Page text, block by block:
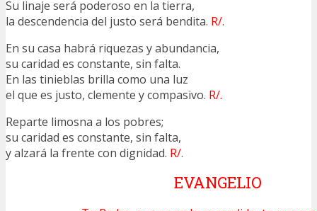
Su linaje será poderoso en la tierra,
la descendencia del justo será bendita. R/.
En su casa habrá riquezas y abundancia,
su caridad es constante, sin falta.
En las tinieblas brilla como una luz
el que es justo, clemente y compasivo. R/.
Reparte limosna a los pobres;
su caridad es constante, sin falta,
y alzará la frente con dignidad. R/.
EVANGELIO